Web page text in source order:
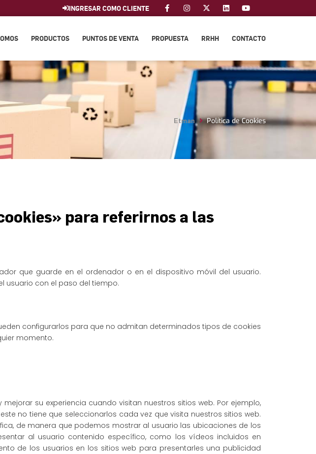
INGRESAR COMO CLIENTE
PRODUCTOS PUNTOS DE VENTA PROPUESTA RRHH CONTACTO
Etman Política de Cookies
para referirnos a las
que guarde en el ordenador o en el dispositivo móvil del usuario.
usuario con el paso del tiempo.
configurarlos para que no admitan determinados tipos de cookies
momento.
su experiencia cuando visitan nuestros sitios web. Por ejemplo,
no tiene que seleccionarlos cada vez que visita nuestros sitios web.
de manera que podemos mostrar al usuario las ubicaciones de los
al usuario contenido específico, como los vídeos incluidos en
de los usuarios en los sitios web para presentarles una publicidad